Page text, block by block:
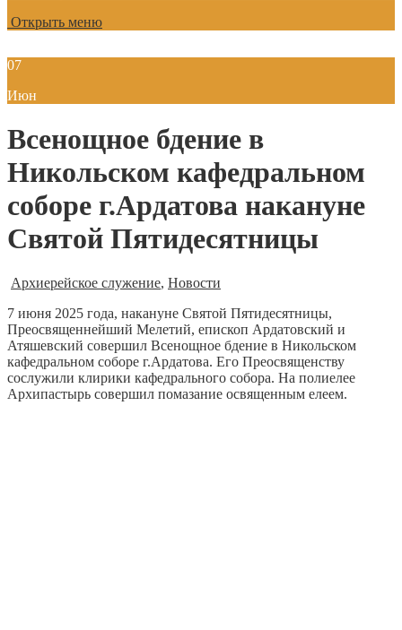
Открыть меню
07
Июн
Всенощное бдение в
Никольском кафедральном
соборе г.Ардатова накануне
Святой Пятидесятницы
Архиерейское служение, Новости
7 июня 2025 года, накануне Святой Пятидесятницы,
Преосвященнейший Мелетий, епископ Ардатовский и
Атяшевский совершил Всенощное бдение в Никольском
кафедральном соборе г.Ардатова. Его Преосвященству
сослужили клирики кафедрального собора. На полиелее
Архипастырь совершил помазание освященным елеем.